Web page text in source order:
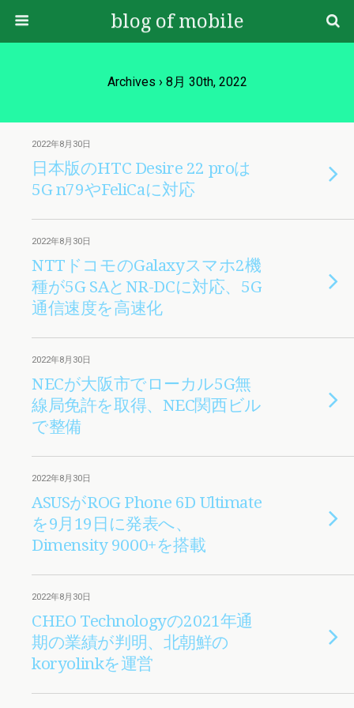
blog of mobile
Archives › 8月 30th, 2022
2022年8月30日
日本版のHTC Desire 22 proは
5G n79やFeliCaに対応
2022年8月30日
NTTドコモのGalaxyスマホ2機
種が5G SAとNR-DCに対応、5G
通信速度を高速化
2022年8月30日
NECが大阪市でローカル5G無
線局免許を取得、NEC関西ビル
で整備
2022年8月30日
ASUSがROG Phone 6D Ultimate
を9月19日に発表へ、
Dimensity 9000+を搭載
2022年8月30日
CHEO Technologyの2021年通
期の業績が判明、北朝鮮の
koryolinkを運営